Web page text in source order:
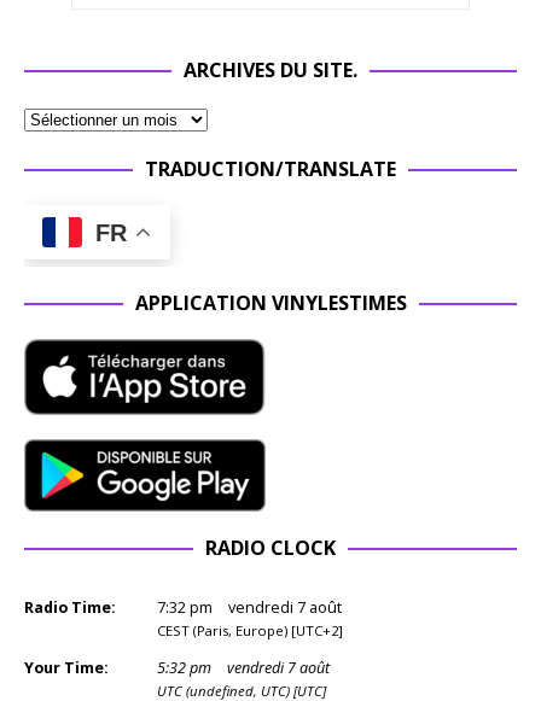
ARCHIVES DU SITE.
TRADUCTION/TRANSLATE
FR
APPLICATION VINYLESTIMES
RADIO CLOCK
Radio Time: 7:32pm vendredi 7 août
CEST (Paris, Europe) [UTC+2]
Your Time: 5:32pm vendredi 7 août
UTC (undefined, UTC) [UTC]